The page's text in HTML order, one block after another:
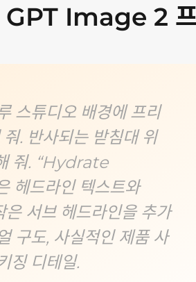
GPT Image 2
스튜디오 배경에 프리
. 반사되는 받침대 위
줘. “Hydrate
헤드라인 텍스트와
서브 헤드라인을 추가
구도, 사실적인 제품 사
징 디테일.